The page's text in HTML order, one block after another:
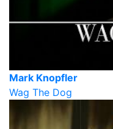
Mark Knopfler
Wag The Dog